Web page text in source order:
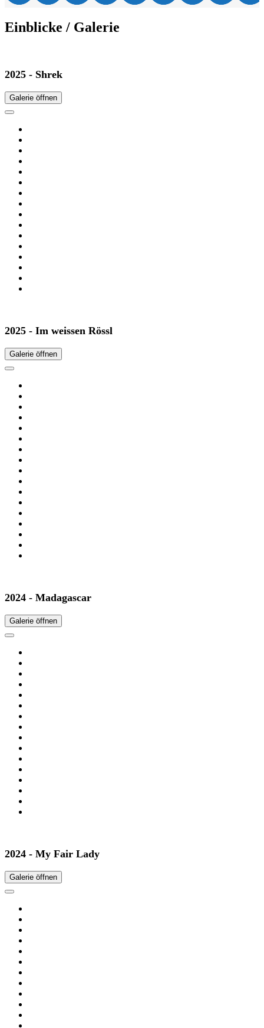
Einblicke / Galerie
2025 - Shrek
Galerie öffnen
2025 - Im weissen Rössl
Galerie öffnen
2024 - Madagascar
Galerie öffnen
2024 - My Fair Lady
Galerie öffnen